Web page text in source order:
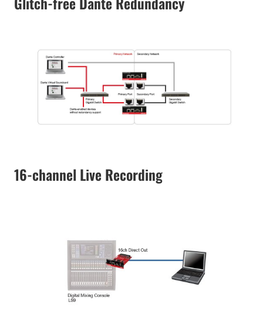
16-channel Live Recording